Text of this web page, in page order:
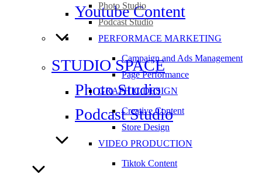
Photo Studio
Podcast Studio
PERFORMACE MARKETING
Campaign and Ads Management
Page Performance
GRAPHIC DESIGN
Creative Content
Store Design
VIDEO PRODUCTION
Tiktok Content
Youtube Content
STUDIO SPACE
Photo Studio
Podcast Studio